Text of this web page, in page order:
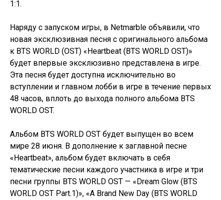
1:1.
Наряду с запуском игры, в Netmarble объявили, что
новая эксклюзивная песня с оригинального альбома
к BTS WORLD (OST) «Heartbeat (BTS WORLD OST)»
будет впервые эксклюзивно представлена в игре.
Эта песня будет доступна исключительно во
вступлении и главном лобби в игре в течение первых
48 часов, вплоть до выхода полного альбома BTS
WORLD OST.
Альбом BTS WORLD OST будет выпущен во всем
мире 28 июня. В дополнение к заглавной песне
«Heartbeat», альбом будет включать в себя
тематические песни каждого участника в игре и три
песни группы BTS WORLD OST — «Dream Glow (BTS
WORLD OST Part.1)», «A Brand New Day (BTS WORLD